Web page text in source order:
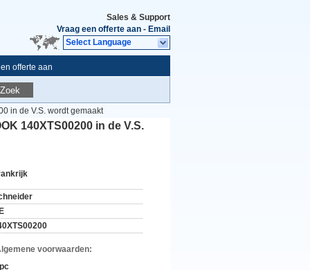
Sales & Support
Vraag een offerte aan - Email
Select Language
offerte aan
Zoek
in de V.S. wordt gemaakt
140XTS00200 in de V.S.
voorwaarden: